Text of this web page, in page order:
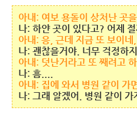
아내: 여보 용돌이 상처난 곳
나: 하얀 곳이 있다고? 어제
아내: 응, 근데 지금 또 보이네
나: 괜찮을거야. 너무 걱정하
아내: 덧난거라고 또 째려고
나: 흠....
아내: 집에 와서 병원 같이 가
나: 그래 알겠어. 병원 같이 가